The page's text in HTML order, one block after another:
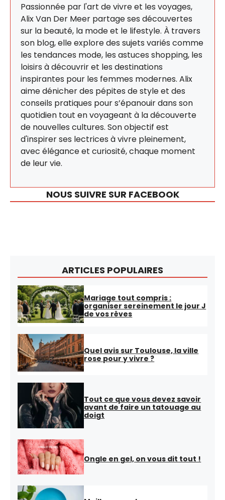
Passionnée par l'art de vivre et les voyages,
Alix Van Der Meer partage ses découvertes
sur la beauté, la mode et le lifestyle. À travers
son blog, elle explore des sujets variés comme
les tendances mode, les astuces shopping, les
loisirs à découvrir et les destinations
inspirantes pour les femmes modernes. Alix
aime dénicher des pépites de style et des
conseils pratiques pour s’épanouir dans son
quotidien tout en voyageant à la découverte
de nouvelles cultures. Son objectif est
d'inspirer ses lectrices à vivre pleinement,
avec élégance et curiosité, chaque moment
de leur vie.
NOUS SUIVRE SUR FACEBOOK
ARTICLES POPULAIRES
Mariage tout compris :
organiser sereinement le jour J
de vos rêves
Quel avis sur Toulouse, la ville
rose pour y vivre ?
Tout ce que vous devez savoir
avant de faire un tatouage au
doigt
Ongle en gel, on vous dit tout !